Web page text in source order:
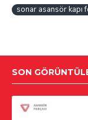
sonar asansör kapı
SON